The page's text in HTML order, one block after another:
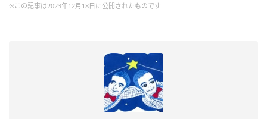
※この記事は2023年12月18日に公開されたものです